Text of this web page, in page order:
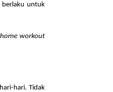
berlaku untuk
home workout
hari. Tidak